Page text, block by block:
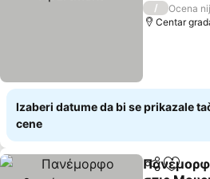
/
Ocena
Centar
Izaberi datume da bi se prikazale
cene
Deli